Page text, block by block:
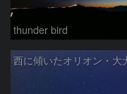
thunder bird